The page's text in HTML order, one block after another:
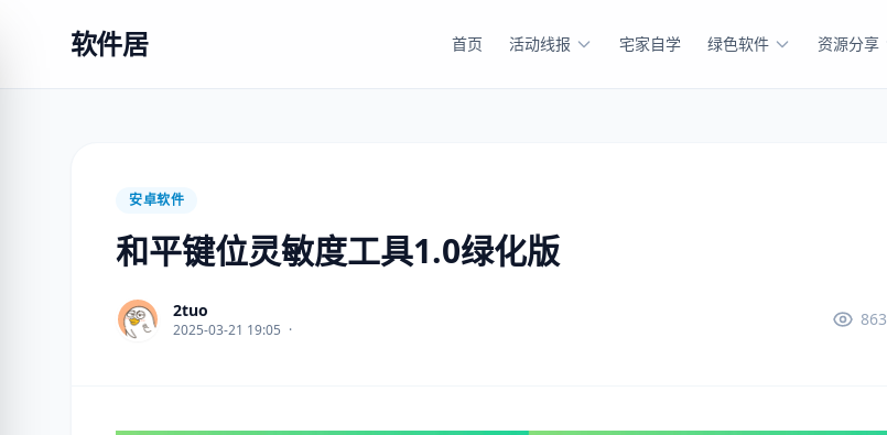
软件居 首页 活动线报 宅家自学 绿色软件 资源分享
安卓软件
和平键位灵敏度工具1.0绿化版
2tuo
2025-03-21 19:05 ·
863